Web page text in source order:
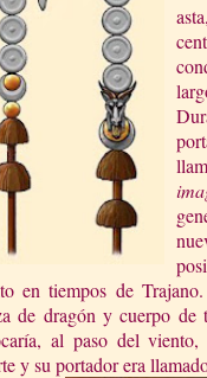
en tiempos de
de dragón y cuerpo de
al paso del
y su portador era